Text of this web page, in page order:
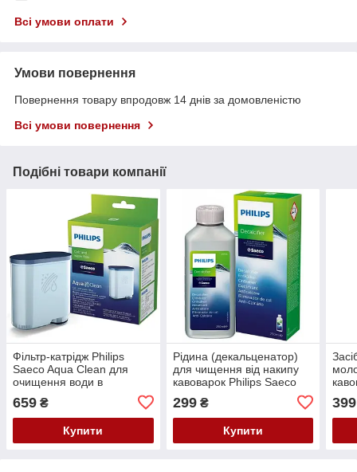
Всі умови оплати
Умови повернення
Повернення товару впродовж 14 днів за домовленістю
Всі умови повернення
Подібні товари компанії
Фільтр-катрідж Philips
Saeco Aqua Clean для
очищення води в
кавомашинах (CA6903/10)
659 ₴
Купити
Рідина (декальценатор)
для чищення від накипу
кавоварок Philips Saeco
299₴
Купити
399